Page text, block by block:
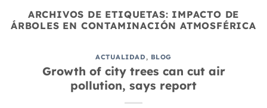
ARCHIVOS DE ETIQUETAS: IMPACTO DE
ÁRBOLES EN CONTAMINACIÓN ATMOSFÉRICA
ACTUALIDAD, BLOG
Growth of city trees can cut air
pollution, says report